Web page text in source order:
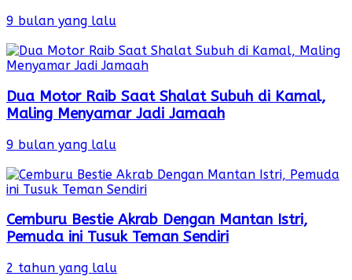
9 bulan yang lalu
Dua Motor Raib Saat Shalat Subuh di Kamal,
Maling Menyamar Jadi Jamaah
9 bulan yang lalu
Cemburu Bestie Akrab Dengan Mantan Istri,
Pemuda ini Tusuk Teman Sendiri
2 tahun yang lalu